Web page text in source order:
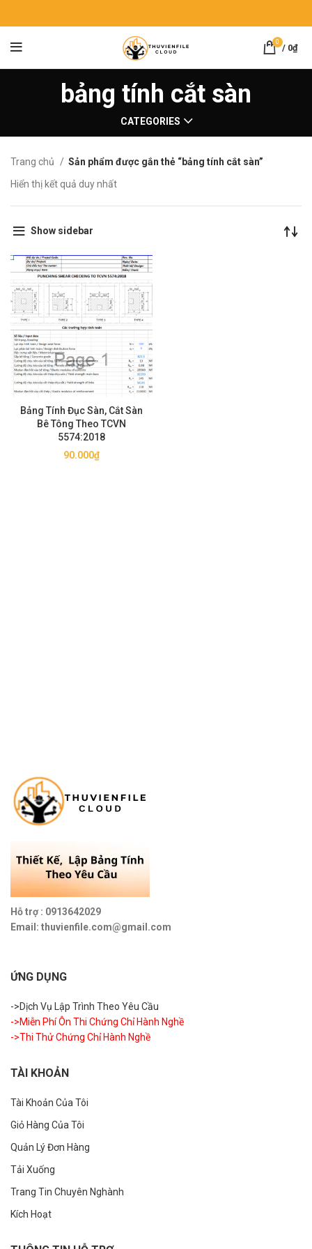
0
/ 0₫
bảng tính cắt sàn
CATEGORIES
Trang chủ
Sản phẩm được gắn thẻ “bảng tính cắt sàn”
Hiển thị kết quả duy nhất
Show sidebar
Bảng Tính Đục Sàn, Cắt Sàn
Bê Tông Theo TCVN
5574:2018
90.000₫
Hỗ trợ : 0913642029
Email: thuvienfile.com@gmail.com
ỨNG DỤNG
->Dịch Vụ Lập Trình Theo Yêu Cầu
->Miễn Phí Ôn Thi Chứng Chỉ Hành Nghề
->Thi Thử Chứng Chỉ Hành Nghề
TÀI KHOẢN
Tài Khoản Của Tôi
Giỏ Hàng Của Tôi
Quản Lý Đơn Hàng
Tải Xuống
Trang Tin Chuyên Nghành
Kích Hoạt